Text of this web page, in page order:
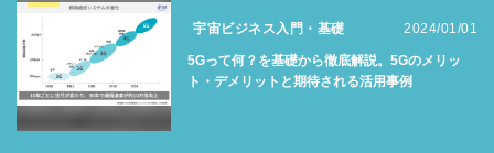
宇宙ビジネス入門・基礎 2024/01/01
5Gって何？を基礎から徹底解説。5Gのメリッ
ト・デメリットと期待される活用事例